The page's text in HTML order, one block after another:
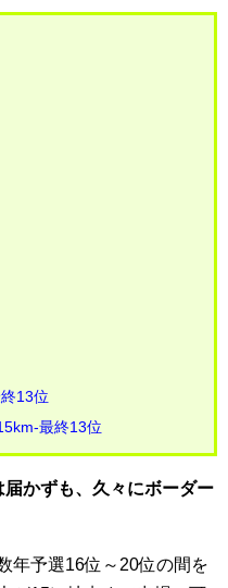
13位
最終13位
かずも、久々にボーダー
年予選16位～20位の間を